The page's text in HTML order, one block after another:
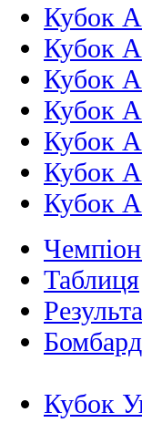
Кубок
Кубок
Кубок
Кубок
Кубок
Кубок
Кубок
Таблиця
Кубок